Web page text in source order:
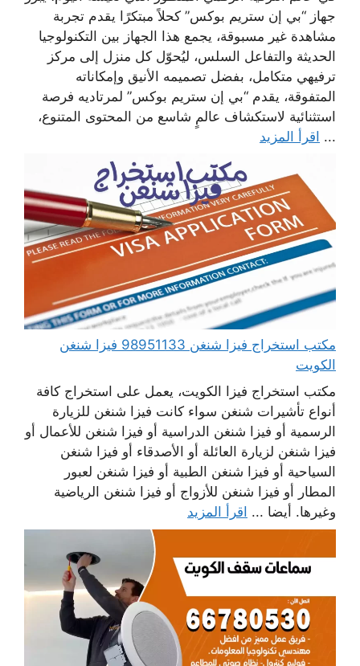
جهاز “بي إن ستريم بوكس” كحلاً مبتكرًا يقدم تجربة
مشاهدة غير مسبوقة، يجمع هذا الجهاز بين التكنولوجيا
الحديثة والتفاعل السلس، ليُحوّل كل منزل إلى مركز
ترفيهي متكامل، بفضل تصميمه الأنيق وإمكاناته
المتفوقة، يقدم “بي إن ستريم بوكس” لمرتاديه فرصة
استثنائية لاستكشاف عالمٍ شاسع من المحتوى المتنوع،
... اقرأ المزيد
مكتب استخراج فيزا شنغن 98951133 فيزا شنغن
الكويت
مكتب استخراج فيزا الكويت، يعمل على استخراج كافة
أنواع تأشيرات شنغن سواء كانت فيزا شنغن للزيارة
الرسمية أو فيزا شنغن الدراسية أو فيزا شنغن للأعمال أو
فيزا شنغن لزيارة العائلة أو الأصدقاء أو فيزا شنغن
السياحية أو فيزا شنغن الطبية أو فيزا شنغن لعبور
المطار أو فيزا شنغن للأزواج أو فيزا شنغن الرياضية
وغيرها. أيضا ... اقرأ المزيد